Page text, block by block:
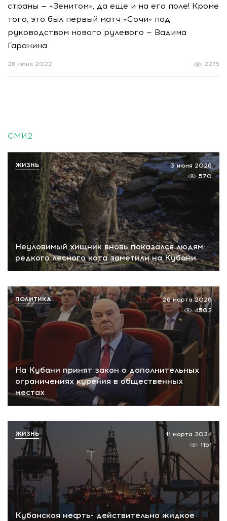
страны — «Зенитом», да еще и на его поле! Кроме
того, это был первый матч «Сочи» под
руководством нового рулевого — Вадима
Гаранина.
2275
28 июня 2022
СМИ2
Неуловимый хищник вновь показался людям:
редкого лесного кота заметили на Кубани
3 июня 2026
570
ЖИЗНЬ
На Кубани принят закон о дополнительных
ограничениях курения в общественных
местах
26 марта 2026
4502
ПОЛИТИКА
Кубанская нефть- действительно жидкое
11 марта 2024
1151
ЖИЗНЬ